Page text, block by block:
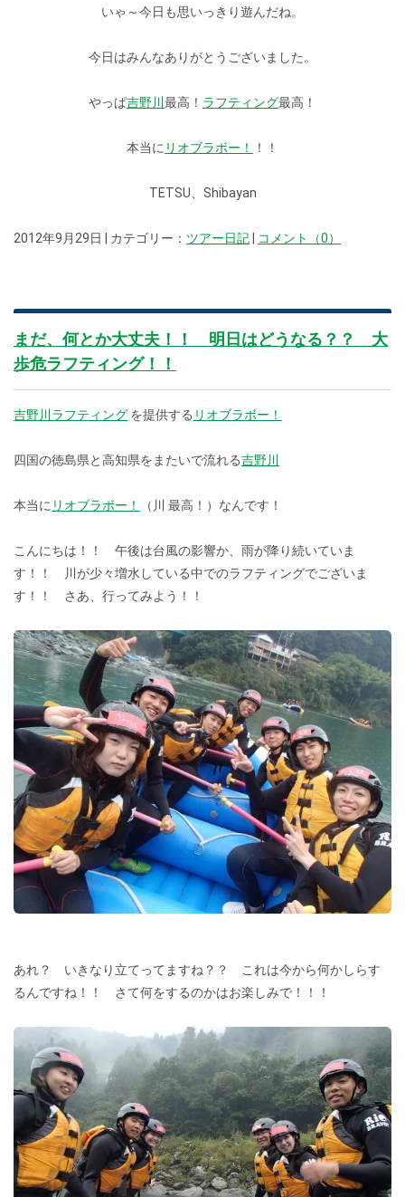
いゃ～今日も思いっきり遊んだね。
今日はみんなありがとうございました。
やっぱ吉野川最高！ ラフティング最高！
本当に リオブラボー！ ！！
TETSU、Shibayan
2012年9月29日 | カテゴリー： ツアー日記| コメント（0）
まだ、何とか大丈夫！！ 明日はどうなる？？ 大
歩危ラフティング！！
吉野川ラフティング を提供する リオブラボー！
四国の徳島県と高知県をまたいで流れる吉野川
本当に リオブラボー！ （川 最高！）なんです！
こんにちは！！ 午後は台風の影響か、雨が降り続いていま
す！！ 川が少々増水している中でのラフティングでございま
す！！ さあ、行ってみよう！！
あれ？ いきなり立てってますね？？ これは今から何かしらす
るんですね！！ さて何をするのかはお楽しみで！！！